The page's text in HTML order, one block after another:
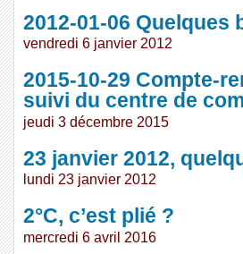
2012-01-06 Quelques
vendredi 6 janvier 2012
2015-10-29 Compte-
suivi du centre de
jeudi 3 décembre 2015
23 janvier 2012,
lundi 23 janvier 2012
2°C, c’est plié ?
mercredi 6 avril 2016